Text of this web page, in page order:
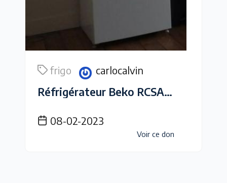
frigo carlocalvin
Réfrigérateur Beko RCSA300K30WN
08-02-2023
Voir ce don